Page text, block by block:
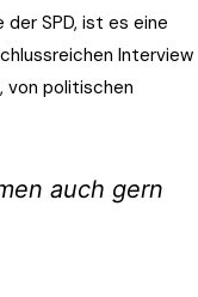
SPD, ist es eine
Interview
von politischen
auch gern